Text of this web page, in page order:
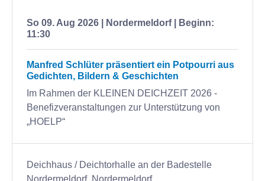
So 09. Aug 2026 | Nordermeldorf | Beginn:
11:30
Manfred Schlüter präsentiert ein Potpourri aus
Gedichten, Bildern & Geschichten
Im Rahmen der KLEINEN DEICHZEIT 2026 -
Benefizveranstaltungen zur Unterstützung von
„HOELP“
Deichhaus / Deichtorhalle an der Badestelle
Nordermeldorf, Nordermeldorf